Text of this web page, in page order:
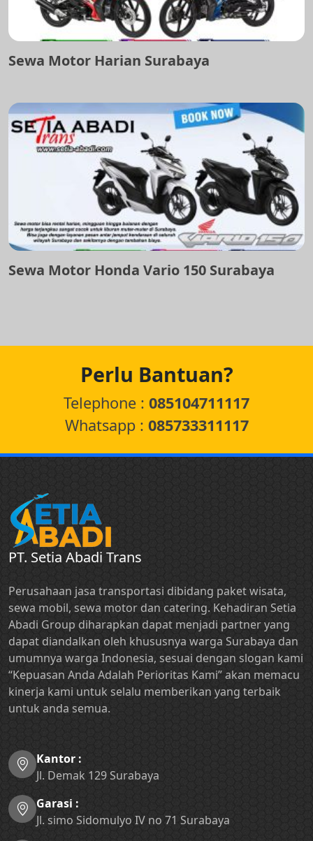
Sewa Motor Harian Surabaya
Sewa Motor Honda Vario 150 Surabaya
Perlu Bantuan?
Telephone : 085104711117
Whatsapp : 085733311117
PT. Setia Abadi Trans
Perusahaan jasa transportasi dibidang paket wisata,
sewa mobil, sewa motor dan catering. Kehadiran Setia
Abadi Group diharapkan dapat menjadi partner yang
dapat diandalkan oleh khususnya warga Surabaya dan
umumnya warga Indonesia, sesuai dengan slogan kami
“Kepuasan Anda Adalah Perioritas Kami” akan memacu
kinerja kami untuk selalu memberikan yang terbaik
untuk anda semua.
Kantor :
Jl. Demak 129 Surabaya
Garasi :
Jl. simo Sidomulyo IV no 71 Surabaya